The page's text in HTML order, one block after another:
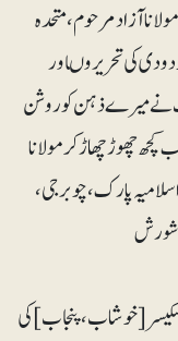
آزاد مرحوم ، متحدہ
کی تحریروںاور
نے میرے ذہن کو روشن
کچھ چھوڑ چھاڑکر مولانا
پارک، چوبرجی،
شورش
۵؍اگست ۱۹۵۲ء کو سون سکیسر [خوشاب، پنجاب]کی